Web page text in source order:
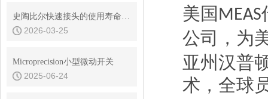
史陶比尔快速接头的使用寿命是多久？
2026-03-25
Microprecision小型微动开关
2025-06-24
美国 MEAS
公司，为
亚州汉普
术，全球